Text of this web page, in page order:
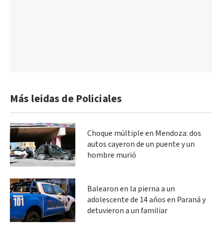
Más leidas de Policiales
Choque múltiple en Mendoza: dos
autos cayeron de un puente y un
hombre murió
Balearon en la pierna a un
adolescente de 14 años en Paraná y
detuvieron a un familiar